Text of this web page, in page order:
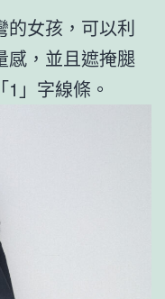
的女孩，可以利
感，並且遮掩腿
」字線條。